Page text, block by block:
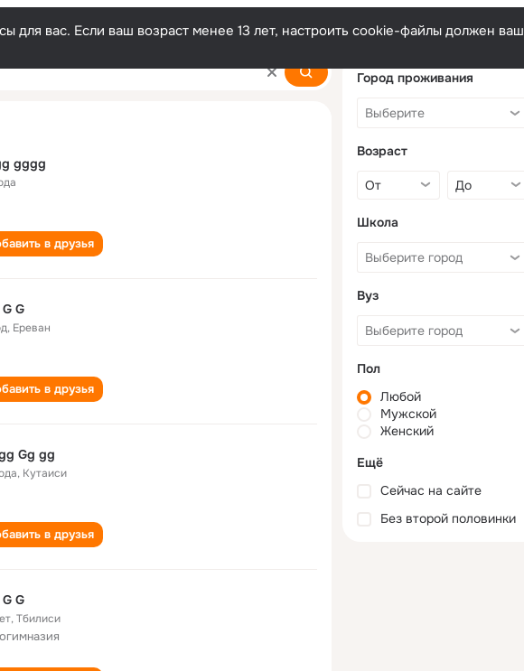
для вас. Если ваш возраст менее 13 лет, настроить cookie-файлы должен ваш
gggg
в друзья
G
, Ереван
в друзья
gg Gg gg
, Кутаиси
в друзья
G
,Тбилиси
Город проживания
Возраст
Школа
Вуз
Пол
Любой
Мужской
Женский
Ещё
Сейчас на сайте
Без второй половинки